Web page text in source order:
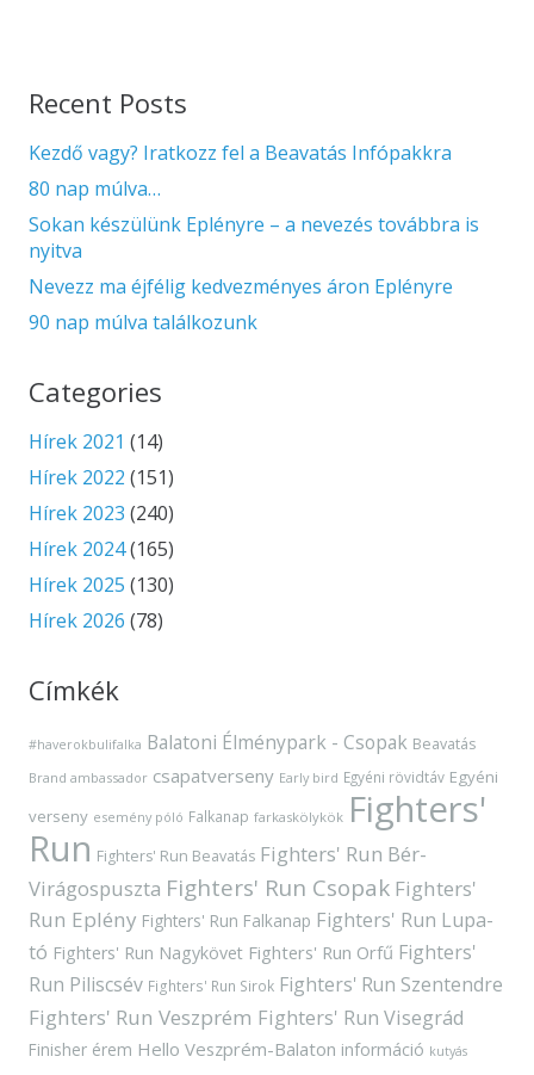
Recent Posts
Kezdő vagy? Iratkozz fel a Beavatás Infópakkra
80 nap múlva…
Sokan készülünk Eplényre – a nevezés továbbra is
nyitva
Nevezz ma éjfélig kedvezményes áron Eplényre
90 nap múlva találkozunk
Categories
Hírek 2021 (14)
Hírek 2022 (151)
Hírek 2023 (240)
Hírek 2024(165)
Hírek 2025 (130)
Hírek 2026 (78)
Címkék
#haverokbulifalka Balatoni Élménypark - Csopak Beavatás
Brand ambassador csapatverseny Early bird Egyéni rövidtáv Egyéni
verseny esemény póló Falkanap farkaskölykök Fighters'
Run Fighters' Run Beavatás Fighters' Run Bér-
Virágospuszta Fighters' Run Csopak Fighters'
Run Eplény Fighters' Run Falkanap Fighters' Run Lupa-
tó Fighters' Run Nagykövet Fighters' Run Orfű Fighters'
Run Piliscsév Fighters' Run Sirok Fighters' Run Szentendre
Fighters' Run Veszprém Fighters' Run Visegrád
Finisher érem Hello Veszprém-Balaton információ kutyás